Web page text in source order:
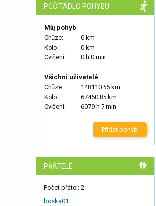
POČÍTADLO POHYBU
Můj pohyb
Chůze:
0 km
Kolo:
0 km
Cvičení:
0 h 0 min
Všichni uživatelé
Chůze:
148110.66 km
Kolo:
67460.85 km
Cvičení:
6079 h 7 min
Přidat pohyb
PŘÁTELÉ
Počet přátel: 2
boska01